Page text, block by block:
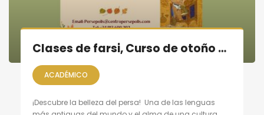
Clases de farsi, Curso de otoño 2025
ACADÉMICO
¡Descubre la belleza del persa! Una de las lenguas